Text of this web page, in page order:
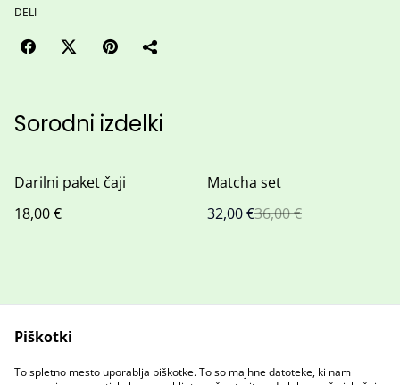
DELI
Sorodni izdelki
Darilni paket čaji
18,00 €
%
Matcha set
32,00 €36,00 €
Stopite v stik z nami Pravni pogoji
Piškotki
To spletno mesto uporablja piškotke. To so majhne datoteke, ki nam